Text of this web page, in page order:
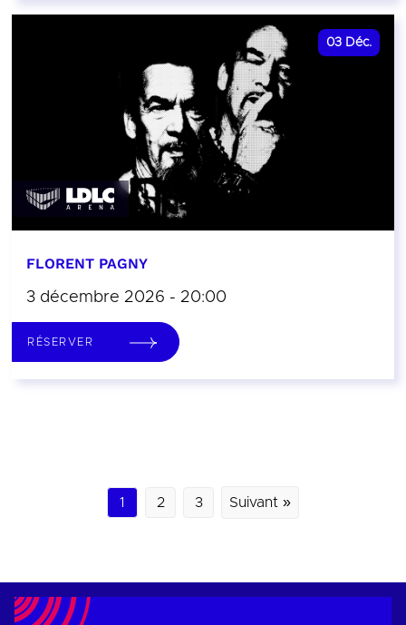
03 Déc.
FLORENT PAGNY
3 décembre 2026 - 20:00
RÉSERVER
1 2 3 Suivant »